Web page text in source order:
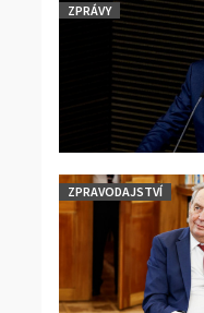
ZPRÁVY
ZPRAVODAJSTVÍ